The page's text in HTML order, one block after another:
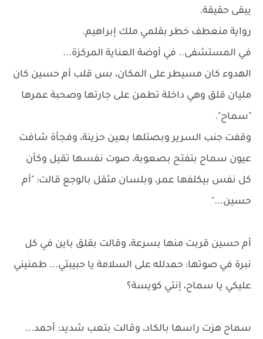
يبقى حقيقة.
رواية منعطف خطر بقلمي ملك إبراهيم.
في المستشفى.. في أوضة العناية المركزة...
الهدوء كان مسيطر على المكان، بس قلب أم حسين كان
مليان قلق وهي داخلة تطمن على جارتها وصحبة عمرها
"سماح".
وقفت جنب السرير وبصتلها بعين حزينة، وفجأة شافت
عيون سماح بتفتح بصعوبة، صوت نفسها تقيل وكأن
كل نفس بيكلفها عمر، وبلسان مثقل بالوجع قالت: "أم
حسين..."
أم حسين قربت منها بسرعة، وقالت بقلق باين في كل
نبرة في صوتها: حمدلله على السلامة يا حبيبتي... طمنيني
عليكي يا سماح، إنتي كويسة؟
سماح هزت راسها بالكاد، وقالت بتعب شديد: أحمد...